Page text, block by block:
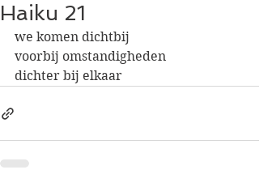
Haiku 21
we komen dichtbij
voorbij omstandigheden
dichter bij elkaar